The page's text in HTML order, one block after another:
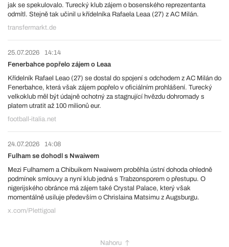
jak se spekulovalo. Turecký klub zájem o bosenského reprezentanta
odmítl. Stejně tak učinil u křídelníka Rafaela Leaa (27) z AC Milán.
transfermarkt.de
25.07.2026
14:14
Fenerbahce popřelo zájem o Leaa
Křídelník Rafael Leao (27) se dostal do spojení s odchodem z AC Milán do
Fenerbahce, která však zájem popřelo v oficiálním prohlášení. Turecký
velkoklub měl být údajně ochotný za stagnující hvězdu dohromady s
platem utratit až 100 milionů eur.
football-italia.net
24.07.2026
14:08
Fulham se dohodl s Nwaiwem
Mezi Fulhamem a Chibuikem Nwaiwem proběhla ústní dohoda ohledně
podmínek smlouvy a nyní klub jedná s Trabzonsporem o přestupu. O
nigerijského obránce má zájem také Crystal Palace, který však
momentálně usiluje především o Chrislaina Matsimu z Augsburgu.
x.com/Plettigoal
Nahoru